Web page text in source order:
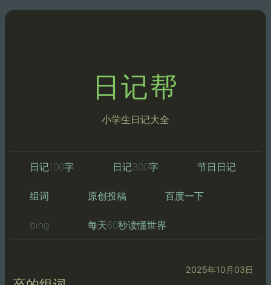
日记帮
小学生日记大全
日记100字 日记300字 节日日记
组词 原创投稿 百度一下
bing 每天60秒读懂世界
2025年10月03日